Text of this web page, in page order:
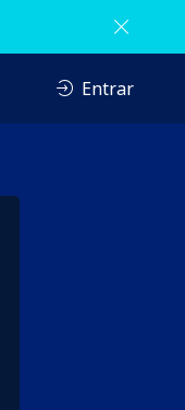
Entrar